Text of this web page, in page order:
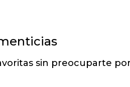
sin preocuparte